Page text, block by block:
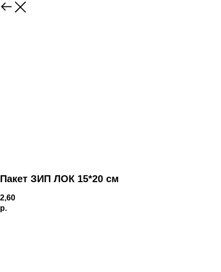
Пакет ЗИП ЛОК 15*20 см
2,60
р.